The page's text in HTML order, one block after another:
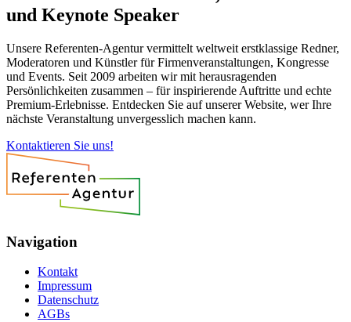
und Keynote Speaker
Unsere Referenten-Agentur vermittelt weltweit erstklassige Redner,
Moderatoren und Künstler für Firmenveranstaltungen, Kongresse
und Events. Seit 2009 arbeiten wir mit herausragenden
Persönlichkeiten zusammen – für inspirierende Auftritte und echte
Premium-Erlebnisse. Entdecken Sie auf unserer Website, wer Ihre
nächste Veranstaltung unvergesslich machen kann.
Kontaktieren Sie uns!
Navigation
Kontakt
Impressum
Datenschutz
AGBs